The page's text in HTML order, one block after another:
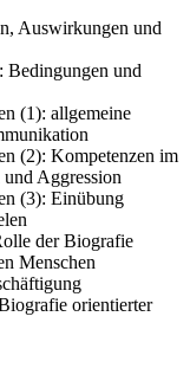
Auswirkungen und
Bedingungen und
(1): allgemeine
(2): Kompetenzen im
Aggression
(3): Einübung
der Biografie
Menschen
orientierter